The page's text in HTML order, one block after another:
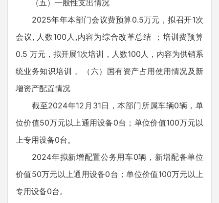
（五）一般性支出情况
2025年年本部门会议费预算0.5万元，拟召开1次
会议, 人数100人,内容为综合改革总结 ；培训费预算
0.5 万元，拟开展1次培训，人数100人，内容为供销系
统业务知识培训 。（六）国有资产占用使用情况及新
增资产配置情况
截至2024年12月31日，本部门所属车辆0辆，单
位价值50万元以上通用设备0台；单位价值100万元以
上专用设备0台。
2024年拟新增配置公务用车0辆，新增配备单位
价值50万元以上通用设备0台；单位价值100万元以上
专用设备0台。